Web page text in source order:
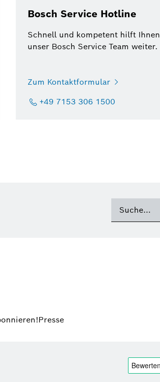
Bosch Service Hotline
Schnell und kompetent hilft Ihnen
unser Bosch Service Team weiter.
Zum Kontaktformular
+49 7153 306 1500
Presse